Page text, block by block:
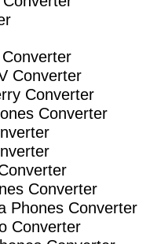
Converter
Converter
Converter
Converter
Phones Converter
Converter